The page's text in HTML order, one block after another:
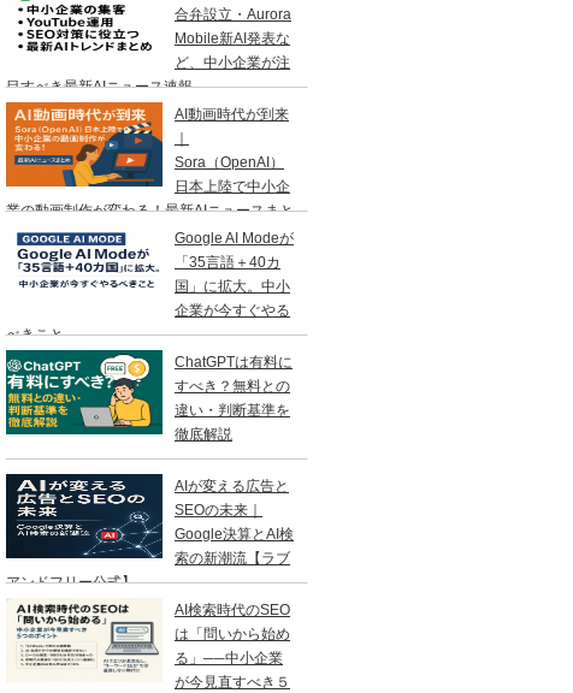
合弁設立・Aurora
Mobile新AI発表な
ど、中小企業が注
目すべき最新AIニュース速報
AI動画時代が到来
Sora（OpenAI）
日本上陸で中小企
業の動画制作が変わる！最新AIニュースまと
め
Google AI Modeが
「35言語＋40カ
国」に拡大。中小
企業が今すぐやる
べきこと
ChatGPTは有料に
すべき？無料との
違い・判断基準を
徹底解説
AIが変える広告と
SEOの未来｜
Google決算とAI検
索の新潮流【ラブ
アンドフリー公式】
AI検索時代のSEO
は「問いから始め
る」──中小企業
が今見直すべき５